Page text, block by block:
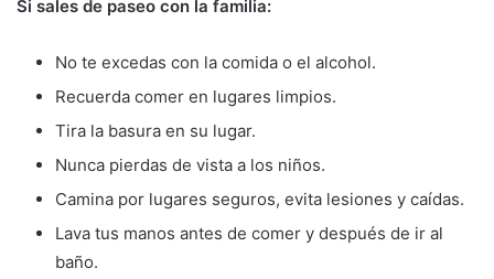
Si sales de paseo con la familia:
No te excedas con la comida o el alcohol.
Recuerda comer en lugares limpios.
Tira la basura en su lugar.
Nunca pierdas de vista a los niños.
Camina por lugares seguros, evita lesiones y caídas.
Lava tus manos antes de comer y después de ir al
baño.